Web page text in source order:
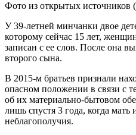
Фото из открытых источников
У 39-летней минчанки двое
которому сейчас 15 лет,
записан с ее слов. После она
второго сына.
В 2015-м братьев признали
опасном положении в связи с
об их материально-бытовом
лишь спустя 3 года, когда
неблагополучия.